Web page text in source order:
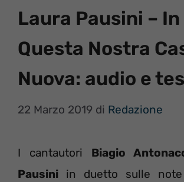
Laura Pausini – In
Questa Nostra
Nuova: audio e
22 Marzo 2019 di Redazione
I cantautori Biagio
Pausini in duetto sulle